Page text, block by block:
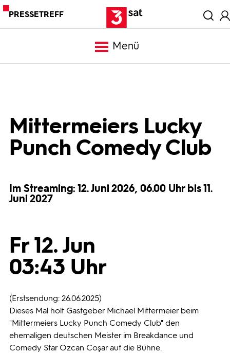
PRESSETREFF
Menü
Mediathek
Trailer
Programmwochen
Mittermeiers Lucky
Punch Comedy Club
Im Streaming: 12. Juni 2026, 06.00 Uhr bis 11.
Juni 2027
Fr 12. Jun
03:43 Uhr
(Erstsendung: 26.06.2025)
Dieses Mal holt Gastgeber Michael Mittermeier beim
"Mittermeiers Lucky Punch Comedy Club" den
ehemaligen deutschen Meister im Breakdance und
Comedy Star Özcan Coşar auf die Bühne.